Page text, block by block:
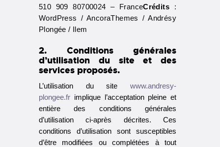
510 909 80700024 – FranceCrédits :
WordPress / AncoraThemes / Andrésy
Plongée / Ilem
2. Conditions générales
d’utilisation du site et des
services proposés.
L’utilisation du site www.andresy-
plongee.fr implique l’acceptation pleine et
entière des conditions générales
d’utilisation ci-après décrites. Ces
conditions d’utilisation sont susceptibles
d’être modifiées ou complétées à tout